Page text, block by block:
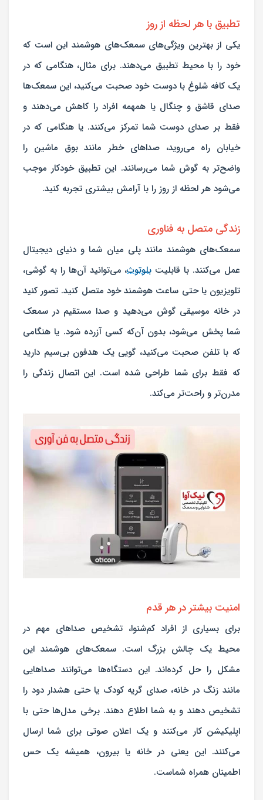
تطبیق با هر لحظه از روز
یکی از بهترین ویژگی‌های سمعک‌های هوشمند این است که
خود را با محیط تطبیق می‌دهند. برای مثال، هنگامی که در
یک کافه شلوغ با دوست خود صحبت می‌کنید، این سمعک‌ها
صدای قاشق و چنگال یا همهمه افراد را کاهش می‌دهند و
فقط بر صدای دوست شما تمرکز می‌کنند. یا هنگامی که در
خیابان راه می‌روید، صداهای خطر مانند بوق ماشین را
واضح‌تر به گوش شما می‌رسانند. این تطبیق خودکار موجب
می‌شود هر لحظه از روز را با آرامش بیشتری تجربه کنید.
زندگی متصل به فناوری
سمعک‌های هوشمند مانند پلی میان شما و دنیای دیجیتال
عمل می‌کنند. با قابلیت بلوتوث، می‌توانید آن‌ها را به گوشی،
تلویزیون یا حتی ساعت هوشمند خود متصل کنید. تصور کنید
در خانه موسیقی گوش می‌دهید و صدا مستقیم در سمعک
شما پخش می‌شود، بدون آن‌که کسی آزرده شود. یا هنگامی
که با تلفن صحبت می‌کنید، گویی یک هدفون بی‌سیم دارید
که فقط برای شما طراحی شده است. این اتصال زندگی را
مدرن‌تر و راحت‌تر می‌کند.
امنیت بیشتر در هر قدم
برای بسیاری از افراد کم‌شنوا، تشخیص صداهای مهم در
محیط یک چالش بزرگ است. سمعک‌های هوشمند این
مشکل را حل کرده‌اند. این دستگاه‌ها می‌توانند صداهایی
مانند زنگ در خانه، صدای گریه کودک یا حتی هشدار دود را
تشخیص دهند و به شما اطلاع دهند. برخی مدل‌ها حتی با
اپلیکیشن کار می‌کنند و یک اعلان صوتی برای شما ارسال
می‌کنند. این یعنی در خانه یا بیرون، همیشه یک حس
اطمینان همراه شماست.